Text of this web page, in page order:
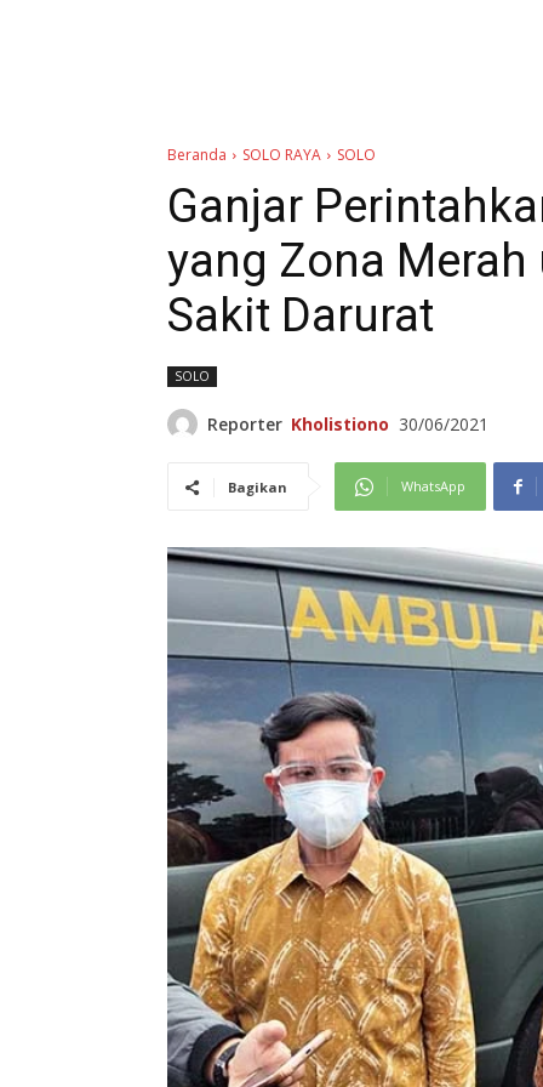
Beranda SOLO RAYA SOLO
Ganjar
yang Zona
Sakit Darurat
SOLO
Reporter Kholistiono 30/06/2021
Bagikan WhatsApp